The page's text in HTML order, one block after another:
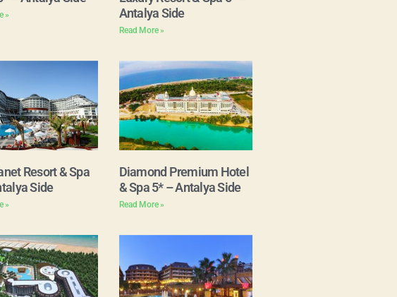
»
Antalya Side
Read More »
Resort & Spa
Side
»
Diamond Premium Hotel
& Spa 5* – Antalya Side
Read More »